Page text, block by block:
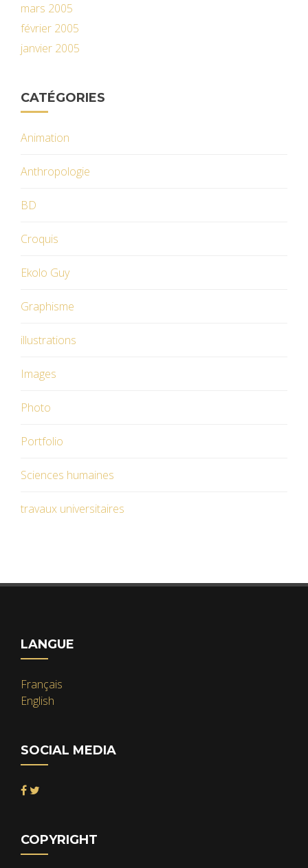
mars 2005
février 2005
janvier 2005
CATÉGORIES
Animation
Anthropologie
BD
Croquis
Ekolo Guy
Graphisme
illustrations
Images
Photo
Portfolio
Sciences humaines
travaux universitaires
LANGUE
Français
English
SOCIAL MEDIA
COPYRIGHT